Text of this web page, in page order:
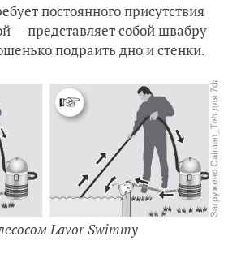
постоянного присутствия
— представляет собой швабру
подраить дно и стенки.
Lavor Swimmy